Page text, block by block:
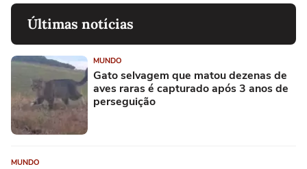
Últimas notícias
MUNDO
Gato selvagem que matou dezenas de
aves raras é capturado após 3 anos de
perseguição
MUNDO